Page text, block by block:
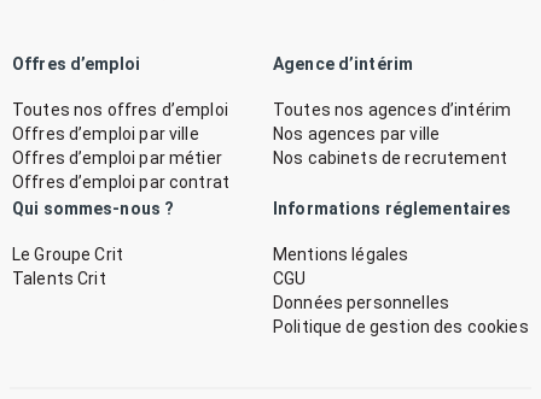
Offres d’emploi
Toutes nos offres d’emploi
Offres d’emploi par ville
Offres d’emploi par métier
Offres d’emploi par contrat
Agence d’intérim
Toutes nos agences d’intérim
Nos agences par ville
Nos cabinets de recrutement
Qui sommes-nous ?
Le Groupe Crit
Talents Crit
Informations réglementaires
Mentions légales
CGU
Données personnelles
Politique de gestion des cookies